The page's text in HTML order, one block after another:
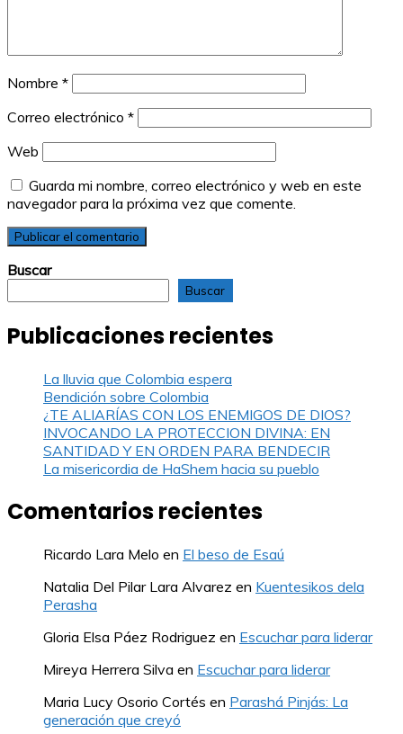
Nombre *
Correo electrónico *
Web
Guarda mi nombre, correo electrónico y web en este
navegador para la próxima vez que comente.
Buscar
Buscar
Publicaciones recientes
La lluvia que Colombia espera
Bendición sobre Colombia
¿TE ALIARÍAS CON LOS ENEMIGOS DE DIOS?
INVOCANDO LA PROTECCION DIVINA: EN
SANTIDAD Y EN ORDEN PARA BENDECIR
La misericordia de HaShem hacia su pueblo
Comentarios recientes
Ricardo Lara Melo en El beso de Esaú
Natalia Del Pilar Lara Alvarez en Kuentesikos dela
Perasha
Gloria Elsa Páez Rodriguez en Escuchar para liderar
Mireya Herrera Silva en Escuchar para liderar
Maria Lucy Osorio Cortés en Parashá Pinjás: La
generación que creyó